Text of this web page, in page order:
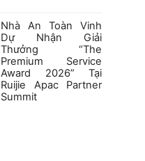
Quy
Chuẩn
An
Ninh
Mạng
Mới
Nhất
Cho
Camera
Giám
bình
luận
ở
[HN]-
Nhân
Viên
Kinh
Doanh
B2B
–
Nhà An Toàn Vinh
Dự Nhận Giải
Thưởng “The
Premium Service
Award 2026” Tại
Ruijie Apac Partner
Summit